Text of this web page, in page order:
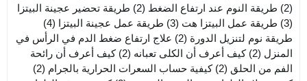
(2)
طريقة النوم عند ارتفاع الضغط (2)
طريقة تحضير عجينة البيتزا
(3)
طريقة عمل البيتزا هت (3) طريقة عمل عجينة البيتزا (4)
طريقة نوم لتنزيل الدورة (2)
علاج ارتفاع ضغط الدم في الرأس في
المنزل (2) كيف أعرف أن الكلى تعبانه (2)
كيف أعرف أن رائحة
الفم من الحلق (2) كيفية حساب السعرات الحرارية بالجرام (2)